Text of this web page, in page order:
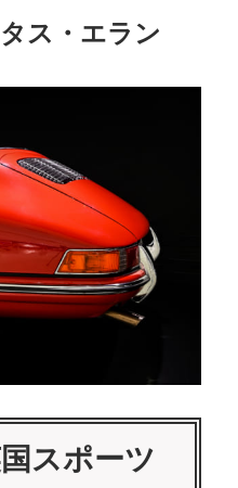
ス・エラン
スポーツ